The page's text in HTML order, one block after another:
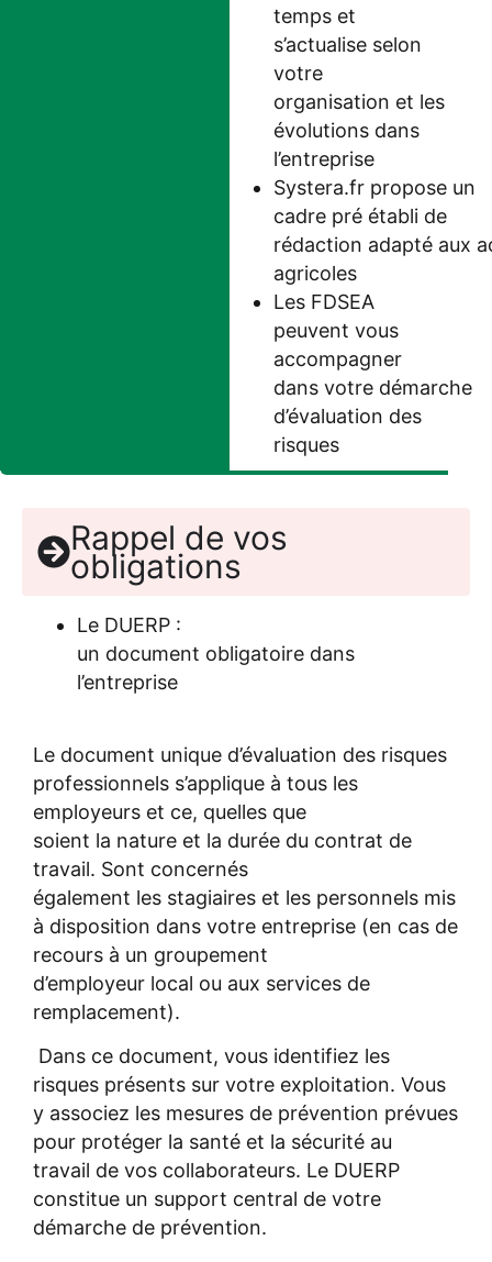
temps et
s’actualise selon
votre
organisation et les
évolutions dans
l’entreprise
Systera.fr propose un
cadre pré établi de
rédaction adapté aux
agricoles
Les FDSEA
peuvent vous
accompagner
dans votre démarche
d’évaluation des
risques
Rappel de vos
obligations
Le DUERP :
un document obligatoire dans
l’entreprise
Le document unique d’évaluation des risques
professionnels s’applique à tous les
employeurs et ce, quelles que
soient la nature et la durée du contrat de
travail. Sont concernés
également les stagiaires et les personnels mis
à disposition dans votre entreprise (en cas de
recours à un groupement
d’employeur local ou aux services de
remplacement).
Dans ce document, vous identifiez les
risques présents sur votre exploitation. Vous
y associez les mesures de prévention prévues
pour protéger la santé et la sécurité au
travail de vos collaborateurs. Le DUERP
constitue un support central de votre
démarche de prévention.